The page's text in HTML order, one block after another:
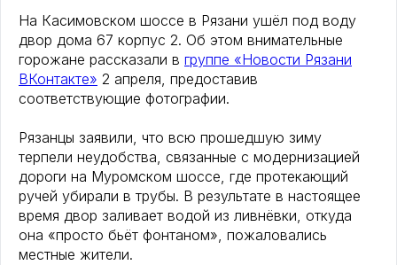
На Касимовском шоссе в Рязани ушёл под воду
двор дома 67 корпус 2. Об этом внимательные
горожане рассказали в группе «Новости Рязани
ВКонтакте» 2 апреля, предоставив
соответствующие фотографии.
Рязанцы заявили, что всю прошедшую зиму
терпели неудобства, связанные с модернизацией
дороги на Муромском шоссе, где протекающий
ручей убирали в трубы. В результате в настоящее
время двор заливает водой из ливнёвки, откуда
она «просто бьёт фонтаном», пожаловались
местные жители.